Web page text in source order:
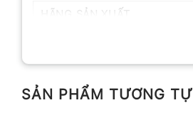
SẢN PHẨM TƯƠNG TỰ